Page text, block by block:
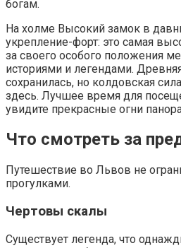
богам.
На холме Высокий замок в
укрепление-форт: это самая
за своего особого положения
историями и легендами.
сохранилась, но колдовская
здесь. Лучшее время для
увидите прекрасные огни
Что смотреть за
Путешествие во Львов не
прогулками.
Чертовы скалы
Существует легенда, что